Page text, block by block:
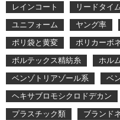
レインコート
リードタイ
ユニフォーム
ヤング率
ポリ袋と黄変
ポリカーボ
ボルテックス精紡糸
ホル
ベンゾトリアゾール系
ベ
ヘキサブロモシクロドデカン
プラスチック類
ブランド